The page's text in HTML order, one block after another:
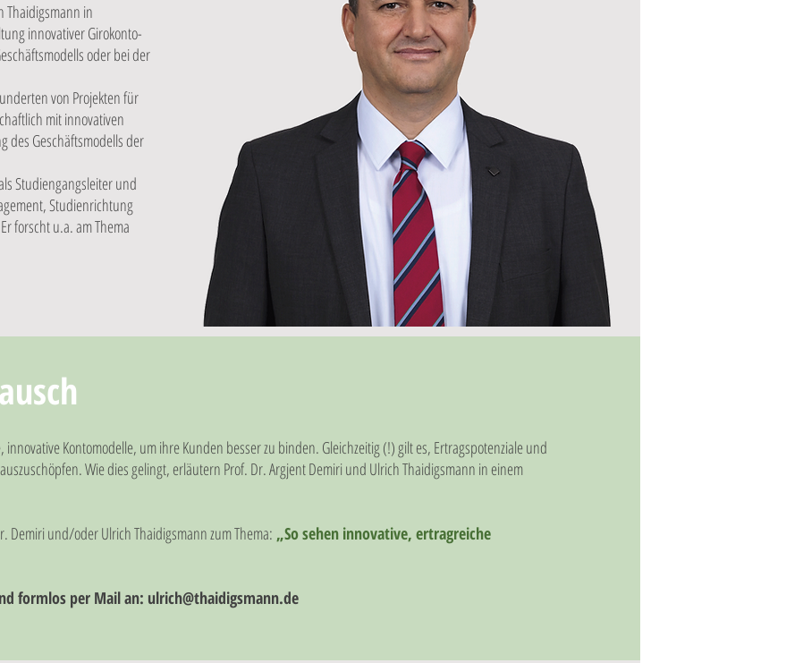
Thaidigsmann in
innovativer Girokonto-
oder bei der
von Projekten für
mit innovativen
des Geschäftsmodells der
Studiengangsleiter und
Studienrichtung
forscht u.a. am Thema
Kontomodelle, um ihre Kunden besser zu binden. Gleichzeitig (!) gilt es, Ertragspotenziale und
Wie dies gelingt, erläutern Prof. Dr. Argjent Demiri und Ulrich Thaidigsmann in einem
Demiri und/oder Ulrich Thaidigsmann zum Thema: „So sehen innovative, ertragreiche
formlos per Mail an: ulrich@thaidigsmann.de